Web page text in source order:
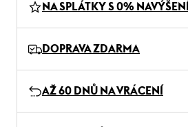
NA SPLÁTKY S 0% NAVÝŠENÍ
DOPRAVA ZDARMA
AŽ 60 DNŮ NA VRÁCENÍ